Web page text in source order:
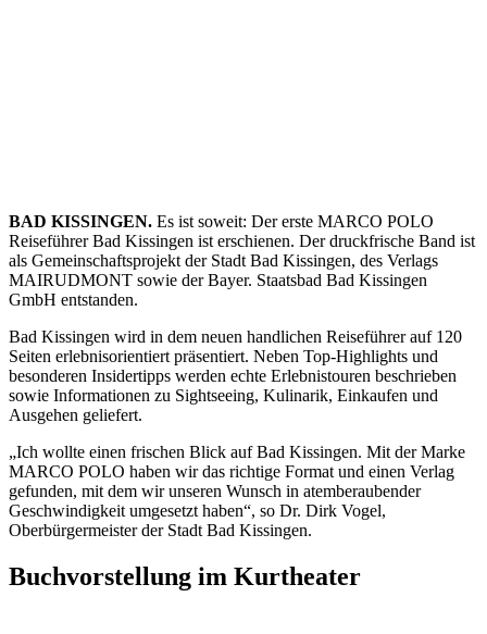
BAD KISSINGEN. Es ist soweit: Der erste MARCO POLO
Reiseführer Bad Kissingen ist erschienen. Der druckfrische Band ist
als Gemeinschaftsprojekt der Stadt Bad Kissingen, des Verlags
MAIRUDMONT sowie der Bayer. Staatsbad Bad Kissingen
GmbH entstanden.
Bad Kissingen wird in dem neuen handlichen Reiseführer auf 120
Seiten erlebnisorientiert präsentiert. Neben Top-Highlights und
besonderen Insidertipps werden echte Erlebnistouren beschrieben
sowie Informationen zu Sightseeing, Kulinarik, Einkaufen und
Ausgehen geliefert.
„Ich wollte einen frischen Blick auf Bad Kissingen. Mit der Marke
MARCO POLO haben wir das richtige Format und einen Verlag
gefunden, mit dem wir unseren Wunsch in atemberaubender
Geschwindigkeit umgesetzt haben“, so Dr. Dirk Vogel,
Oberbürgermeister der Stadt Bad Kissingen.
Buchvorstellung im Kurtheater